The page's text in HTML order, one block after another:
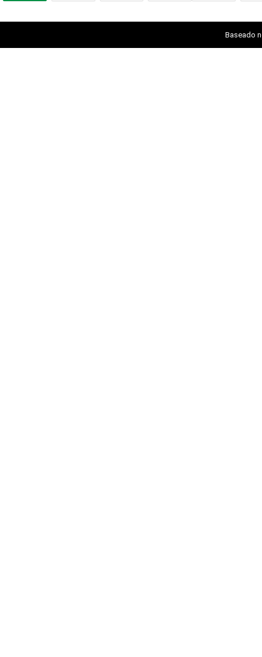
Baseado